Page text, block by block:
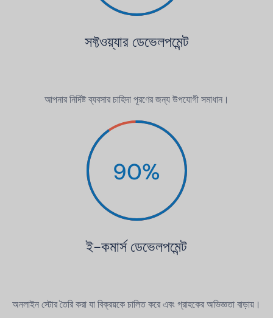
সফ্টওয়্যার ডেভেলপমেন্ট
আপনার নির্দিষ্ট ব্যবসার চাহিদা পূরণের জন্য উপযোগী সমাধান।
90%
ই-কমার্স ডেভেলপমেন্ট
অনলাইন স্টোর তৈরি করা যা বিক্রয়কে চালিত করে এবং গ্রাহকের অভিজ্ঞতা বাড়ায়।